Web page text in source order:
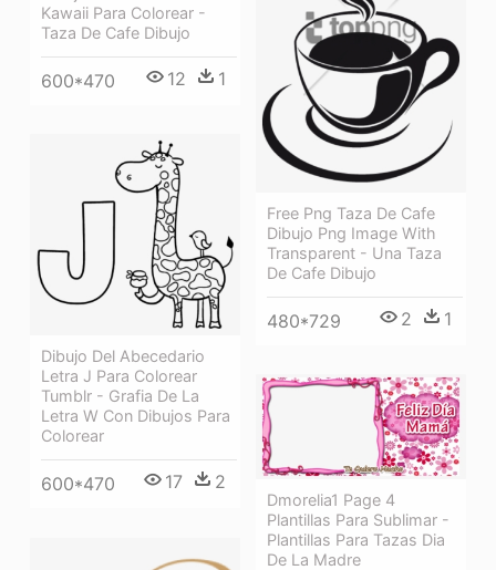
Kawaii Para Colorear -
Taza De Cafe Dibujo
600*470 12 1
Free Png Taza De Cafe
Dibujo Png Image With
Transparent - Una Taza
De Cafe Dibujo
480*729 2 1
Dibujo Del Abecedario
Letra J Para Colorear
Tumblr - Grafia De La
Letra W Con Dibujos Para
Colorear
600*470 17 2
Dmorelia1 Page 4
Plantillas Para Sublimar -
Plantillas Para Tazas Dia
De La Madre